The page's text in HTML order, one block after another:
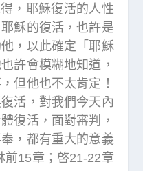
，耶穌復活的人性
穌的復活，也許是
，以此確定「耶穌
許會模糊地知道，
但他也不太肯定！
活，對我們今天內
復活，面對審判，
，都有重大的意義
前15章；啓21-22章